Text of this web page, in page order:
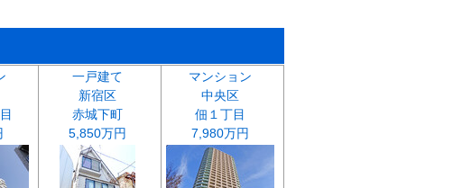
一戸建て
新宿区
赤城下町
5,850万円
マンション
中央区
佃１丁目
7,980万円